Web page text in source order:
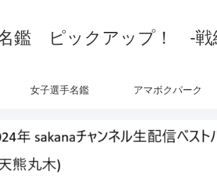
鑑 ピックアップ！ -戦
女子選手名鑑 アマボクパーク